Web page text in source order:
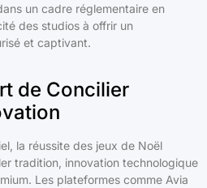
un cadre réglementaire en
des studios à offrir un
et captivant.
de Concilier
la réussite des jeux de Noël
tradition, innovation technologique
Les plateformes comme Avia